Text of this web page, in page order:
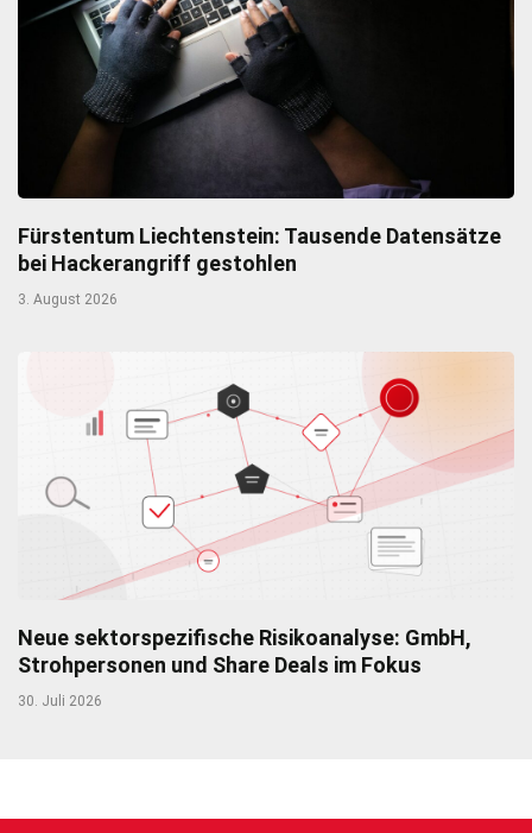
Fürstentum Liechtenstein: Tausende Datensätze
bei Hackerangriff gestohlen
3. August 2026
Neue sektorspezifische Risikoanalyse: GmbH,
Strohpersonen und Share Deals im Fokus
30. Juli 2026